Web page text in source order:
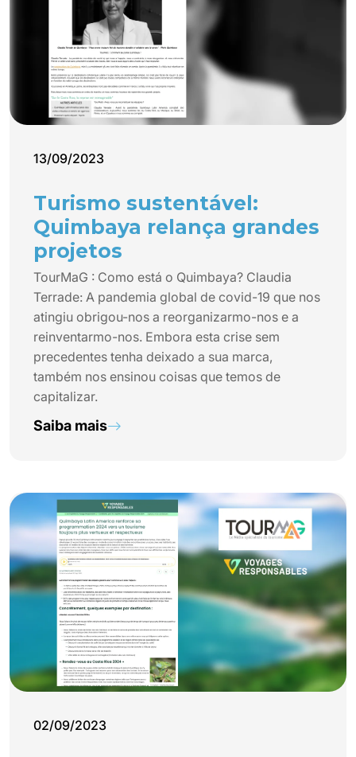
13/09/2023
Turismo sustentável:
Quimbaya relança grandes
projetos
TourMaG : Como está o Quimbaya? Claudia
Terrade: A pandemia global de covid-19 que nos
atingiu obrigou-nos a reorganizarmo-nos e a
reinventarmo-nos. Embora esta crise sem
precedentes tenha deixado a sua marca,
também nos ensinou coisas que temos de
capitalizar.
Saiba mais
02/09/2023